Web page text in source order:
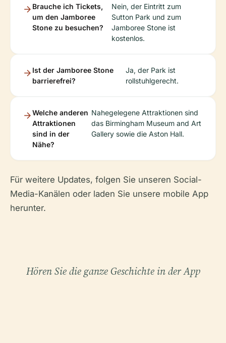
Brauche ich Tickets,
um den Jamboree
Stone zu besuchen?
Nein, der Eintritt zum
Sutton Park und zum
Jamboree Stone ist
kostenlos.
Ist der Jamboree Stone
barrierefrei?
Ja, der Park ist
rollstuhlgerecht.
Welche anderen
Attraktionen
sind in der
Nähe?
Nahegelegene Attraktionen sind
das Birmingham Museum and Art
Gallery sowie die Aston Hall.
Für weitere Updates, folgen Sie unseren Social-
Media-Kanälen oder laden Sie unsere mobile App
herunter.
Hören Sie die ganze Geschichte in der App